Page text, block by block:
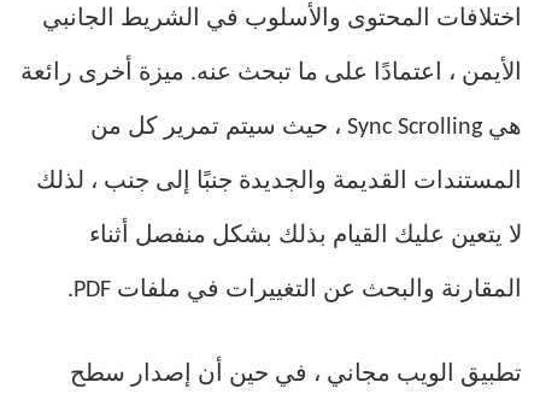
اختلافات المحتوى والأسلوب في الشريط الجانبي
الأيمن ، اعتمادًا على ما تبحث عنه. ميزة أخرى رائعة
هي Sync Scrolling ، حيث سيتم تمرير كل من
المستندات القديمة والجديدة جنبًا إلى جنب ، لذلك
لا يتعين عليك القيام بذلك بشكل منفصل أثناء
المقارنة والبحث عن التغييرات في ملفات PDF.
تطبيق الويب مجاني ، في حين أن إصدار سطح